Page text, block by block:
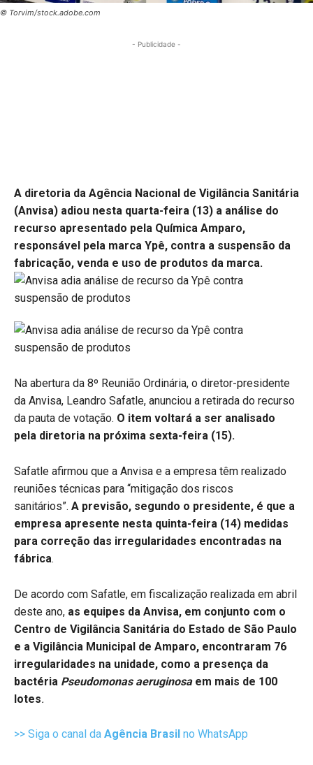
© Torvim/stock.adobe.com
- Publicidade -
A diretoria da Agência Nacional de Vigilância Sanitária
(Anvisa) adiou nesta quarta-feira (13) a análise do
recurso apresentado pela Química Amparo,
responsável pela marca Ypê, contra a suspensão da
fabricação, venda e uso de produtos da marca.
Na abertura da 8º Reunião Ordinária, o diretor-presidente
da Anvisa, Leandro Safatle, anunciou a retirada do recurso
da pauta de votação. O item voltará a ser analisado
pela diretoria na próxima sexta-feira (15).
Safatle afirmou que a Anvisa e a empresa têm realizado
reuniões técnicas para “mitigação dos riscos
sanitários”. A previsão, segundo o presidente, é que a
empresa apresente nesta quinta-feira (14) medidas
para correção das irregularidades encontradas na
fábrica.
De acordo com Safatle, em fiscalização realizada em abril
deste ano, as equipes da Anvisa, em conjunto com o
Centro de Vigilância Sanitária do Estado de São Paulo
e a Vigilância Municipal de Amparo, encontraram 76
irregularidades na unidade, como a presença da
bactéria Pseudomonas aeruginosa em mais de 100
lotes.
>> Siga o canal da Agência Brasil no WhatsApp